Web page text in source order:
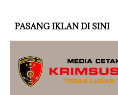
PASANG IKLAN DI SINI